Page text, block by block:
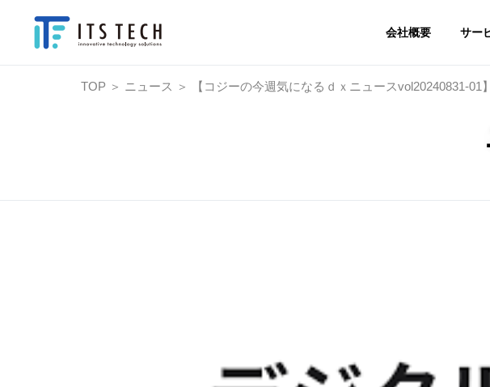
会社概要 サー
TOP ＞ ニュース ＞ 【コジーの今週気になるｄｘニュースvol20240831-